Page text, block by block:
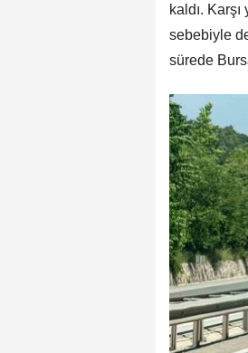
kaldı.
sebebiyle
sürede